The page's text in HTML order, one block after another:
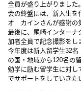
全員が盛り上がりました。
会の終盤には、新入生
オ カインさんが感謝の
最後に、尾崎インターナ
加者全員で記念撮影をし
今年度は新入留学生32
の国・地域から120名の
勉学に励む留学生に対し
でサポートをしていきた